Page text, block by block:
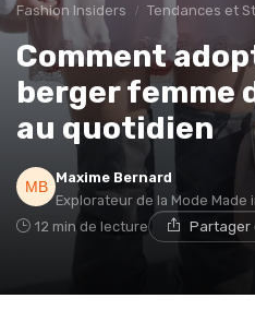
Fashion Insiders Tendances et
Comment
berger femme
au quotidien
Maxime Bernard
Explorateur de la Mode Made
12 min de lecture Partager